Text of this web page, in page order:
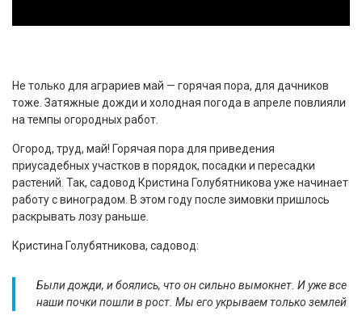
Не только для аграриев май — горячая пора, для дачников
тоже. Затяжные дожди и холодная погода в апреле повлияли
на темпы огородных работ.
Огород, труд, май! Горячая пора для приведения
приусадебных участков в порядок, посадки и пересадки
растений. Так, садовод Кристина Голубятникова уже начинает
работу с виноградом. В этом году после зимовки пришлось
раскрывать лозу раньше.
Кристина Голубятникова, садовод:
Были дожди, и боялись, что он сильно вымокнет. И уже все
наши почки пошли в рост. Мы его укрываем только землей